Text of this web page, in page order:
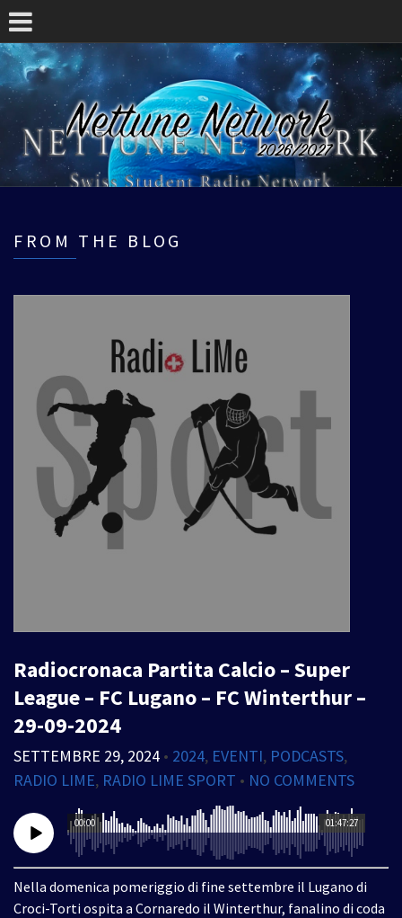
FROM THE BLOG
Radiocronaca Partita Calcio – Super
League – FC Lugano – FC Winterthur –
29-09-2024
SETTEMBRE 29, 2024 • 2024, EVENTI, PODCASTS,
RADIO LIME, RADIO LIME SPORT • NO COMMENTS
01:47:27
00:00
Nella domenica pomeriggio di fine settembre il Lugano di
Croci-Torti ospita a Cornaredo il Winterthur, fanalino di coda